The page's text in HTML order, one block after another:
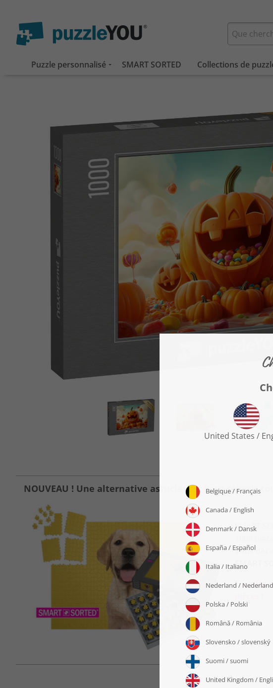
Puzzle personnalisé SMART SORTED Collections de
NOUVEAU ! Une alternative astucieuse. Pour réussir
SMART
1000
Vous
SMART
Tous les